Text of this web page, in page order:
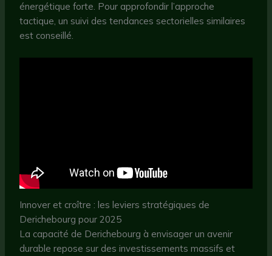
énergétique forte. Pour approfondir l’approche
tactique, un suivi des tendances sectorielles similaires
est conseillé.
Innover et croître : les leviers stratégiques de
Derichebourg pour 2025
La capacité de Derichebourg à envisager un avenir
durable repose sur des investissements massifs et